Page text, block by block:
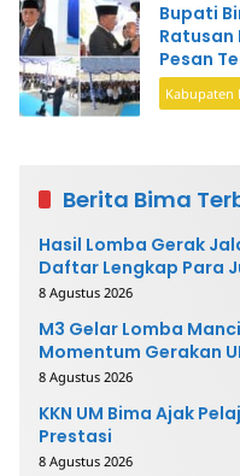
Bupati
Ratusan
Pesan
Kabupaten
Berita Bima
Hasil Lomba Gerak
Daftar Lengkap Para
8 Agustus 2026
M3 Gelar Lomba
Momentum Gerakan
8 Agustus 2026
KKN UM Bima Ajak
Prestasi
8 Agustus 2026